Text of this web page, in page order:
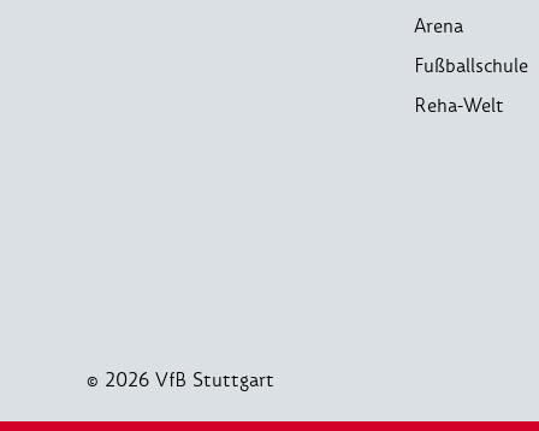
Arena
Fußballschule
Reha-Welt
© 2026 VfB Stuttgart